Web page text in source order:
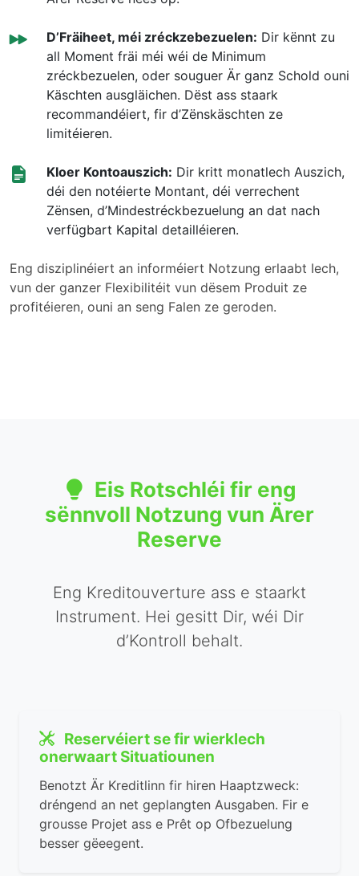
D’Fräiheet, méi zréckzebezuelen: Dir kënnt zu
all Moment fräi méi wéi de Minimum
zréckbezuelen, oder souguer Är ganz Schold ouni
Käschten ausgläichen. Dëst ass staark
recommandéiert, fir d’Zënskäschten ze
limitéieren.
Kloer Kontoauszich: Dir kritt monatlech Auszich,
déi den notéierte Montant, déi verrechent
Zënsen, d’Mindestréckbezuelung an dat nach
verfügbart Kapital detailléieren.
Eng disziplinéiert an informéiert Notzung erlaabt Iech,
vun der ganzer Flexibilitéit vun dësem Produit ze
profitéieren, ouni an seng Falen ze geroden.
Eis Rotschléi fir eng
sënnvoll Notzung vun Ärer
Reserve
Eng Kreditouverture ass e staarkt
Instrument. Hei gesitt Dir, wéi Dir
d’Kontroll behalt.
Reservéiert se fir wierklech
onerwaart Situatiounen
Benotzt Är Kreditlinn fir hiren Haaptzweck:
dréngend an net geplangten Ausgaben. Fir e
grousse Projet ass e Prêt op Ofbezuelung
besser gëeegent.